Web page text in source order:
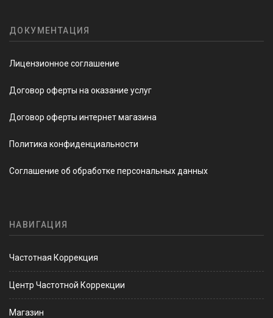
ДОКУМЕНТАЦИЯ
Лицензионное соглашение
Договор оферты на оказание услуг
Договор оферты интернет магазина
Политика конфиденциальности
Соглашение об обработке персональных данных
НАВИГАЦИЯ
Частотная Коррекция
Центр Частотной Коррекции
Магазин